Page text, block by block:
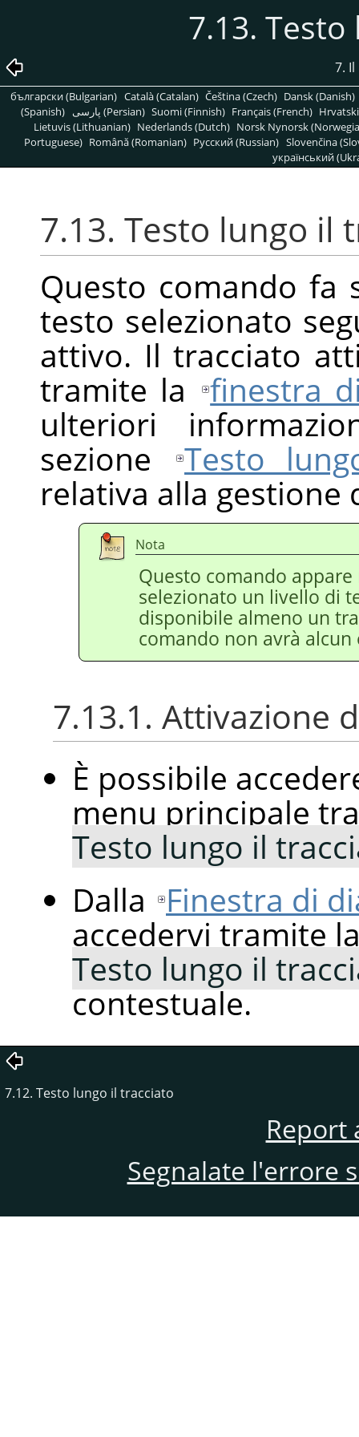
7.13.
7.
български (Bulgarian) Català (Catalan) Čeština (Czech) Dansk (Danish)
(Spanish)
پارسی (Persian) Suomi (Finnish) Français (French)
Lietuvis (Lithuanian) Nederlands (Dutch) Norsk Nynorsk
Portuguese) Română (Romanian) Pусский (Russian) Slovenčina
український
7.13. Testo lungo il
Questo comando
testo selezionato
attivo. Il tracciato
tramite la
finestra
ulteriori
sezione
Testo
relativa alla gestione
Nota
Questo comando
selezionato un livello di
disponibile almeno un
comando non avrà
7.13.1. Attivazione
È possibile
menu principale
Testo lungo il
Dalla Finestra di
accedervi tramite
Testo lungo il
contestuale.
7.12. Testo lungo il tracciato
Report
Segnalate l'errore